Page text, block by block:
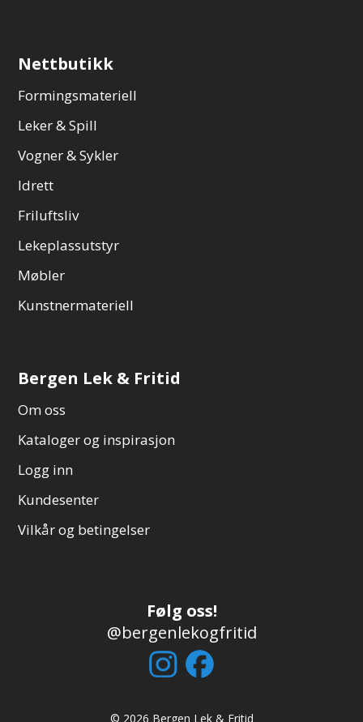
Nettbutikk
Formingsmateriell
Leker & Spill
Vogner & Sykler
Idrett
Friluftsliv
Lekeplassutstyr
Møbler
Kunstnermateriell
Bergen Lek & Fritid
Om oss
Kataloger og inspirasjon
Logg inn
Kundesenter
Vilkår og betingelser
Følg oss!
@bergenlekogfritid
© 2026 Bergen Lek & Fritid